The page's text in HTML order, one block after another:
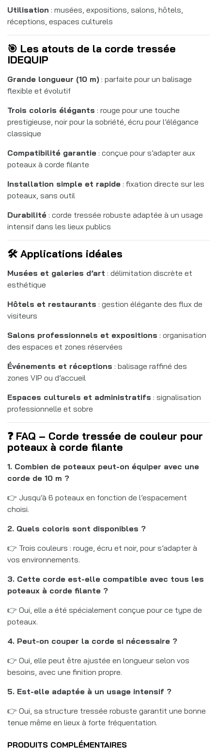
Utilisation : musées, expositions, salons, hôtels,
réceptions, espaces culturels
🎯 Les atouts de la corde tressée
IDEQUIP
Grande longueur (10 m) : parfaite pour un balisage
flexible et évolutif
Trois coloris élégants : rouge pour une touche
prestigieuse, noir pour la sobriété, écru pour l’élégance
classique
Compatibilité garantie : conçue pour s’adapter aux
poteaux à corde filante
Installation simple et rapide : fixation directe sur les
poteaux, sans outil
Durabilité : corde tressée robuste adaptée à un usage
intensif dans les lieux publics
🛠️ Applications idéales
Musées et galeries d’art : délimitation discrète et
esthétique
Hôtels et restaurants : gestion élégante des flux de
visiteurs
Salons professionnels et expositions : organisation
des espaces et zones réservées
Événements et réceptions : balisage raffiné des
zones VIP ou d’accueil
Espaces culturels et administratifs : signalisation
professionnelle et sobre
❓ FAQ – Corde tressée de couleur pour
poteaux à corde filante
1. Combien de poteaux peut-on équiper avec une
corde de 10 m ?
👉 Jusqu’à 6 poteaux en fonction de l’espacement
choisi.
2. Quels coloris sont disponibles ?
👉 Trois couleurs : rouge, écru et noir, pour s’adapter à
vos environnements.
3. Cette corde est-elle compatible avec tous les
poteaux à corde filante ?
👉 Oui, elle a été spécialement conçue pour ce type de
poteaux.
4. Peut-on couper la corde si nécessaire ?
👉 Oui, elle peut être ajustée en longueur selon vos
besoins, avec une finition propre.
5. Est-elle adaptée à un usage intensif ?
👉 Oui, sa structure tressée robuste garantit une bonne
tenue même en lieux à forte fréquentation.
PRODUITS COMPLÉMENTAIRES